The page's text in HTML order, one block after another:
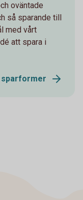
oväntade
så sparande till
med vårt
att spara i
sparformer